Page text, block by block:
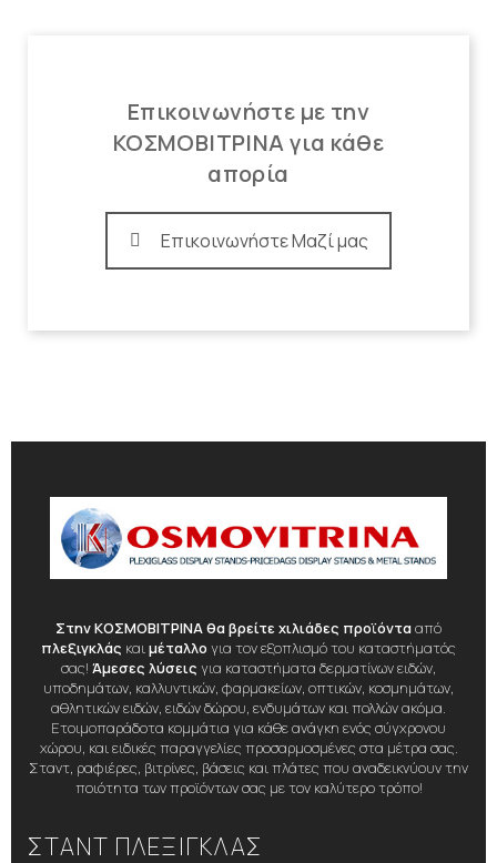
Επικοινωνήστε με την
ΚΟΣΜΟΒΙΤΡΙΝΑ για κάθε
απορία
Επικοινωνήστε Μαζί μας
Στην ΚΟΣΜΟΒΙΤΡΙΝΑ θα βρείτε χιλιάδες προϊόντααπό
πλεξιγκλάς καιμέταλλο για τον εξοπλισμό του καταστήματός
σας! Άμεσες λύσεις για καταστήματα δερματίνων ειδών,
υποδημάτων, καλλυντικών, φαρμακείων, οπτικών, κοσμημάτων,
αθλητικών ειδών, ειδών δώρου, ενδυμάτων και πολλών ακόμα.
Ετοιμοπαράδοτα κομμάτια για κάθε ανάγκη ενός σύγχρονου
χώρου, και ειδικές παραγγελίες προσαρμοσμένες στα μέτρα σας.
Σταντ, ραφιέρες, βιτρίνες, βάσεις και πλάτες που αναδεικνύουν την
ποιότητα των προϊόντων σας με τον καλύτερο τρόπο!
ΣΤΑΝΤ ΠΛΕΞΙΓΚΛΑΣ